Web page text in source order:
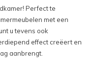
Perfect te
met een
u tevens ook
effect creëert en
aanbrengt.